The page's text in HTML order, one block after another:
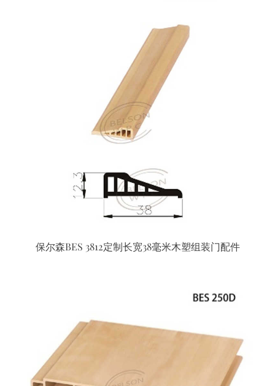
保尔森BES 3812定制长宽38毫米木塑组装门配件